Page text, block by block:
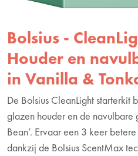
Bolsius -
Houder en
in Vanilla &
De Bolsius CleanLight starterkit
glazen houder en de navulbare
Bean’. Ervaar een 3 keer
dankzij de Bolsius ScentMax